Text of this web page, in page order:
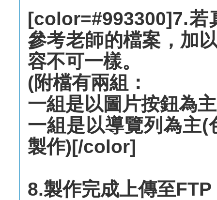
[color=#993300]7.若
參考老師的檔案，加
容不可一樣。
(附檔有兩組：
一組是以圖片按鈕為
一組是以導覽列為主(
製作)[/color]
8.製作完成上傳至FTP